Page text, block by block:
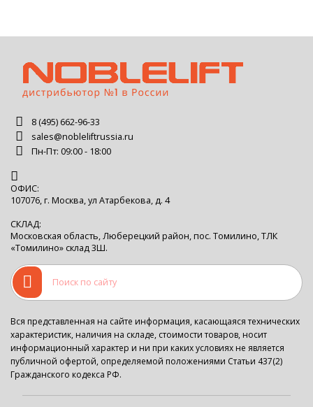
8 (495) 662-96-33
sales@nobleliftrussia.ru
Пн-Пт: 09:00 - 18:00
ОФИС:
107076, г. Москва, ул Атарбекова, д. 4
СКЛАД:
Московская область, Люберецкий район, пос. Томилино, ТЛК
«Томилино» склад 3Ш.
Вся представленная на сайте информация, касающаяся технических
характеристик, наличия на складе, стоимости товаров, носит
информационный характер и ни при каких условиях не является
публичной офертой, определяемой положениями Статьи 437(2)
Гражданского кодекса РФ.